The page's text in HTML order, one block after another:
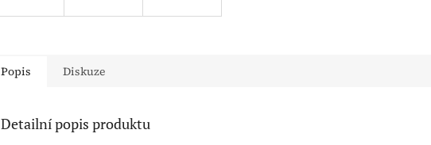
Popis Diskuze
Detailní popis produktu